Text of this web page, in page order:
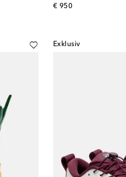
€ 950
original price
Exklusiv